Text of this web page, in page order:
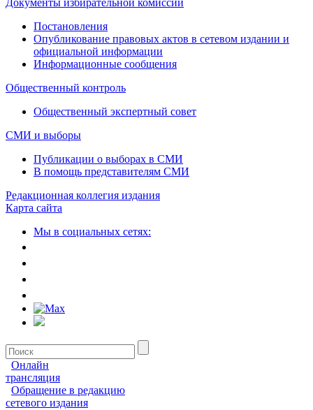
Постановления
Опубликование правовых актов в сетевом издании и
официальной информации
Информационные сообщения
Общественный контроль
Общественный экспертный совет
СМИ и выборы
Публикации о выборах в СМИ
В помощь представителям СМИ
Редакционная коллегия издания
Карта сайта
Мы в социальных сетях:
Онлайн
трансляция
Обращение в редакцию
сетевого издания